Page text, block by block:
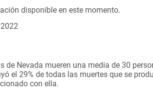
disponible en este momento.
de Nevada mueren una media de 30
el 29% de todas las muertes que se
con ella.